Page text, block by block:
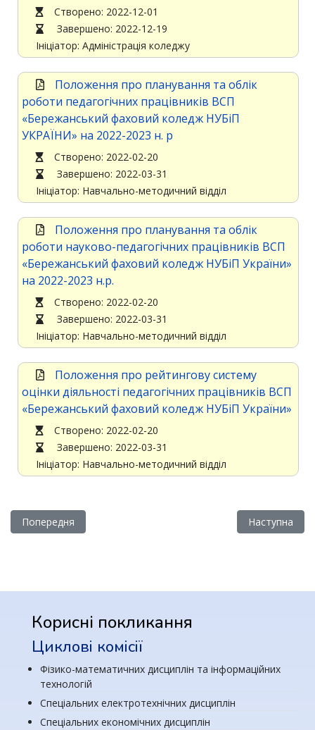
Cтворено: 2022-12-01
Завершено: 2022-12-19
Ініціатор: Адміністрація коледжу
Положення про планування та облік
роботи педагогічних працівників ВСП
«Бережанський фаховий коледж НУБіП
УКРАЇНИ» на 2022-2023 н. р
Cтворено: 2022-02-20
Завершено: 2022-03-31
Ініціатор: Навчально-методичний відділ
Положення про планування та облік
роботи науково-педагогічних працівників ВСП
«Бережанський фаховий коледж НУБіП України»
на 2022-2023 н.р.
Cтворено: 2022-02-20
Завершено: 2022-03-31
Ініціатор: Навчально-методичний відділ
Положення про рейтингову систему
оцінки діяльності педагогічних працівників ВСП
«Бережанський фаховий коледж НУБіП України»
Cтворено: 2022-02-20
Завершено: 2022-03-31
Ініціатор: Навчально-методичний відділ
Попередня стаття: Педагог соціальний
Попередня Наступна
Наступна
Корисні покликання
Циклові комісії
Фізико-математичних дисциплін та інформаційних
технологій
Спеціальних електротехнічних дисциплін
Спеціальних економічних дисциплін